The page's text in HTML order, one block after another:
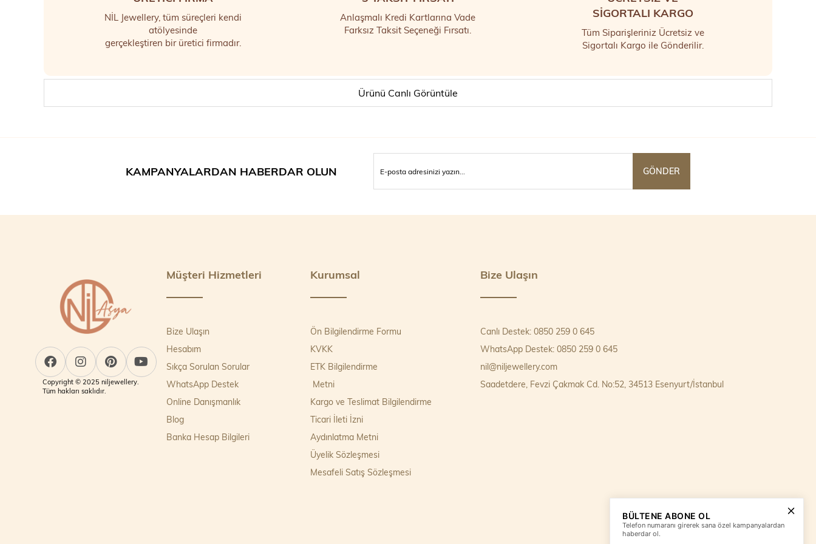
NİL Jewellery, tüm süreçleri kendi
atölyesinde
gerçekleştiren bir üretici firmadır.
Anlaşmalı Kredi Kartlarına Vade
Farksız Taksit Seçeneği Fırsatı.
SİGORTALI KARGO
Tüm Siparişleriniz Ücretsiz ve
Sigortalı Kargo ile Gönderilir.
Ürünü Canlı Görüntüle
KAMPANYALARDAN HABERDAR OLUN GÖNDER
Müşteri Hizmetleri
Bize Ulaşın
Hesabım
Sıkça Sorulan Sorular
WhatsApp Destek
Online Danışmanlık
Blog
Banka Hesap Bilgileri
Kurumsal
Ön Bilgilendirme Formu
KVKK
ETK Bilgilendirme
Metni
Kargo ve Teslimat Bilgilendirme
Ticari İleti İzni
Aydınlatma Metni
Üyelik Sözleşmesi
Mesafeli Satış Sözleşmesi
Bize Ulaşın
Canlı Destek: 0850 259 0 645
WhatsApp Destek: 0850 259 0 645
nil@niljewellery.com
Saadetdere, Fevzi Çakmak Cd. No:52, 34513 Esenyurt/İstanbul
Copyright © 2025 niljewellery.
Tüm hakları saklıdır.
BÜLTENE ABONE OL
Telefon numaranı girerek sana özel kampanyalardan
haberdar ol.